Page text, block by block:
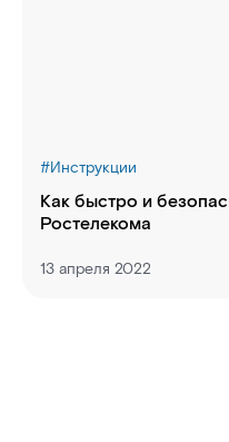
#Инструкции
Как быстро и
Ростелекома
13 апреля 2022